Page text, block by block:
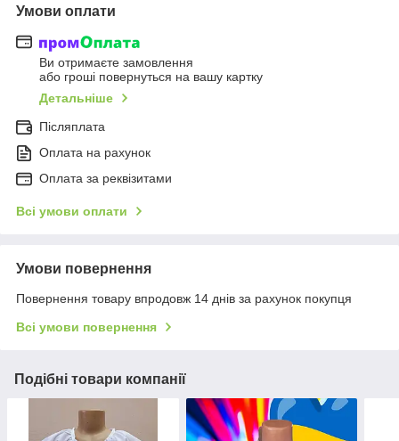
Умови оплати
Ви отримаєте замовлення
або гроші повернуться на вашу картку
Детальніше
Післяплата
Оплата на рахунок
Оплата за реквізитами
Всі умови оплати
Умови повернення
Повернення товару впродовж 14 днів за рахунок покупця
Всі умови повернення
Подібні товари компанії